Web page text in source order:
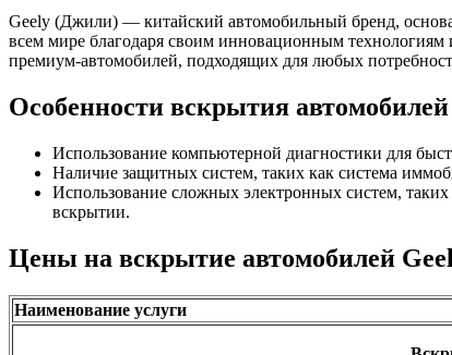
Geely (Джили) — китайский автомобильный бренд,
всем мире благодаря своим инновационным
премиум-автомобилей, подходящих для любых
Особенности вскрытия
Использование компьютерной диагностики для
Наличие защитных систем, таких как система
Использование сложных электронных систем,
вскрытии.
Цены на вскрытие автомобилей
Наименование услуги